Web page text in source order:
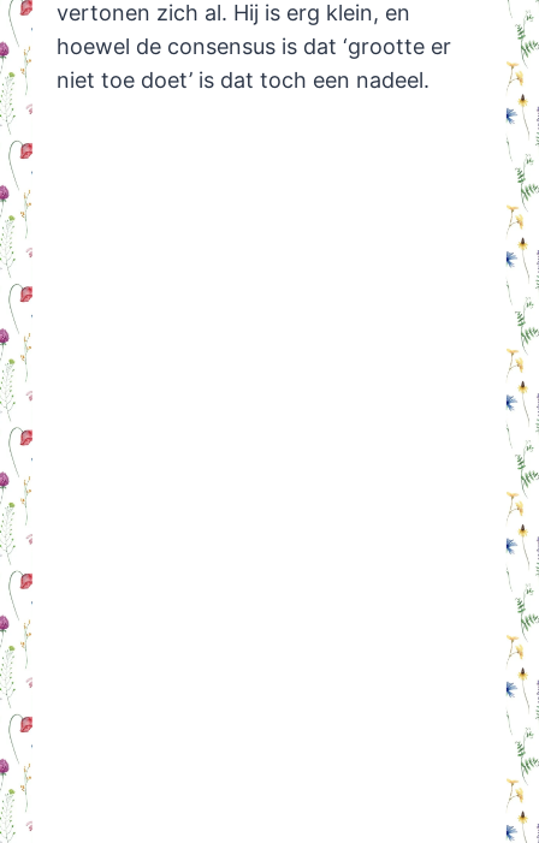
vertonen zich al. Hij is erg klein, en
hoewel de consensus is dat ‘grootte er
niet toe doet’ is dat toch een nadeel.